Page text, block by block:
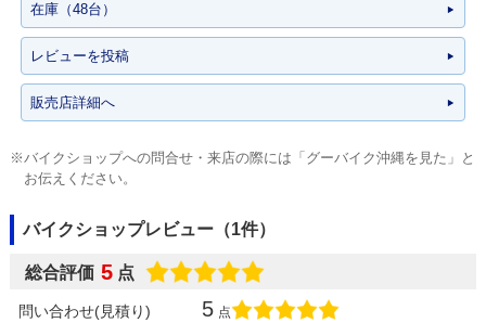
在庫（48台）
レビューを投稿
販売店詳細へ
※バイクショップへの問合せ・来店の際には「グーバイク沖縄を見た」と
お伝えください。
バイクショップレビュー（1件）
総合評価 5 点
問い合わせ(見積り) 5 点